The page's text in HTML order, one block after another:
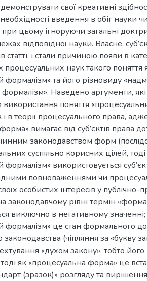
свої креативні
введення в обіг науки
при цьому ігноруючи загальні
відповідної науки. Власне,
статті, і стали причиною появи в
процесуальних наук такого поняття
формалізм» та його різновиду
Наведено аргументи, які
використання поняття
і в теорії процесуального права,
вимагає від суб’єктів права
законодавством форм
суспільно корисних цілей,
формалізм» використовується
повноваженнями чи
особистих інтересів у публічно-
законодавчому рівні термін
виключно в негативному значенні;
формалізм» це стан формального
(чіпляння за «букву
«духом закону», тобто
як «процесуальна форма» це
(зразок)» розгляду та